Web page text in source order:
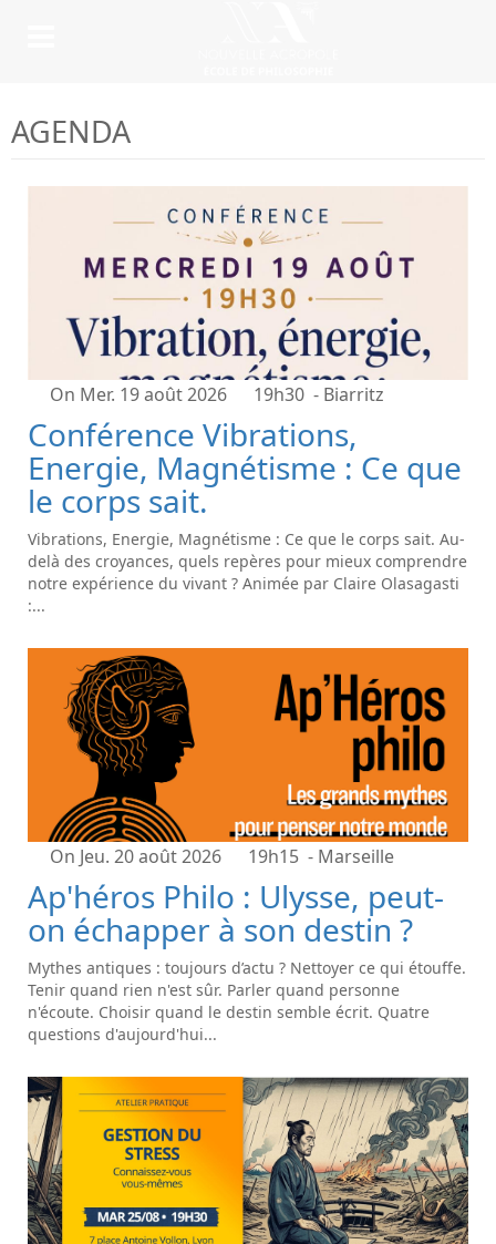
AGENDA
On Mer. 19 août 2026 19h30 - Biarritz
Conférence Vibrations,
Energie, Magnétisme : Ce que
le corps sait.
Vibrations, Energie, Magnétisme : Ce que le corps sait. Au-
delà des croyances, quels repères pour mieux comprendre
notre expérience du vivant ? Animée par Claire Olasagasti
:...
On Jeu. 20 août 2026 19h15 - Marseille
Ap'héros Philo : Ulysse, peut-
on échapper à son destin ?
Mythes antiques : toujours d’actu ? Nettoyer ce qui étouffe.
Tenir quand rien n'est sûr. Parler quand personne
n'écoute. Choisir quand le destin semble écrit. Quatre
questions d'aujourd'hui...